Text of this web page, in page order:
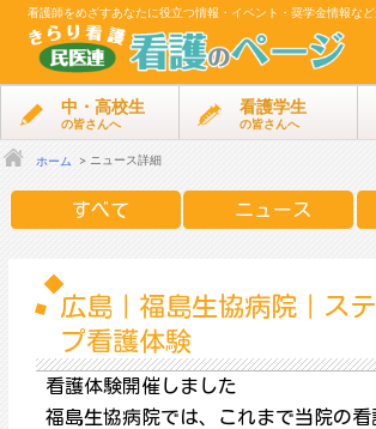
看護師をめざすあなたに役立つ情報・イベント・奨学金情報など
中・高校生
の皆さんへ
看護学生
の皆さんへ
ホーム ニュース詳細
すべて ニュース
広島｜福島生協病院｜ス
プ看護体験
看護体験開催しました
福島生協病院では、これまで当院の看